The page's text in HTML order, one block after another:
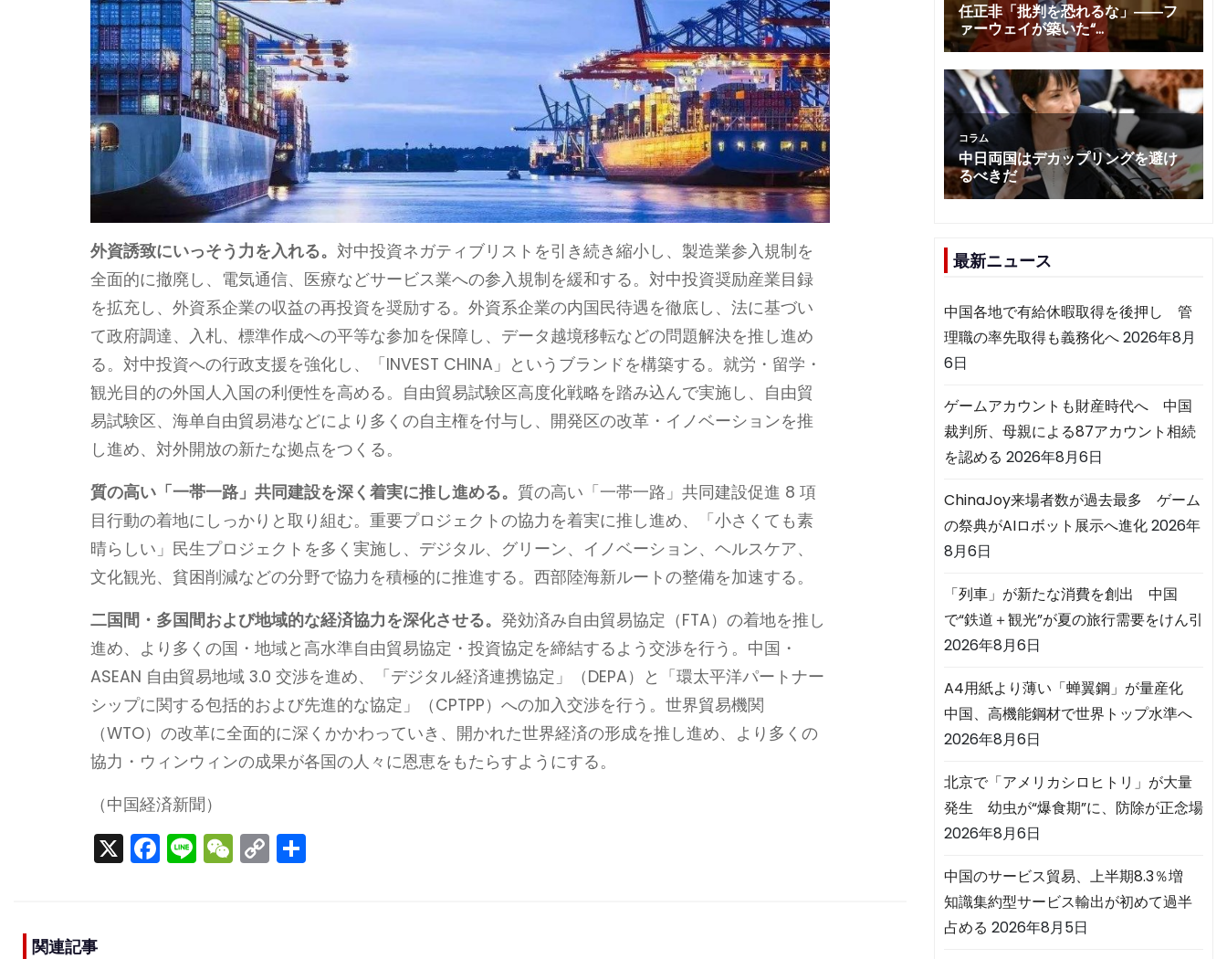
外資誘致にいっそう力を入れる。 対中投資ネガティブリストを引き続き縮小し、製造業参入規制を
全面的に撤廃し、電気通信、医療などサービス業への参入規制を緩和する。対中投資奨励産業目録
を拡充し、外資系企業の収益の再投資を奨励する。外資系企業の内国民待遇を徹底し、法に基づい
て政府調達、入札、標準作成への平等な参加を保障し、データ越境移転などの問題解決を推し進め
る。対中投資への行政支援を強化し、「INVEST CHINA」というブランドを構築する。就労・留学・
観光目的の外国人入国の利便性を高める。自由貿易試験区高度化戦略を踏み込んで実施し、自由貿
易試験区、海单自由貿易港などにより多くの自主権を付与し、開発区の改革・イノベーションを推
し進め、対外開放の新たな拠点をつくる。
質の高い「一帯一路」共同建設を深く着実に推し進める。 質の高い「一帯一路」共同建設促進 8 項
目行動の着地にしっかりと取り組む。重要プロジェクトの協力を着実に推し進め、「小さくても素
晴らしい」民生プロジェクトを多く実施し、デジタル、グリーン、イノベーション、ヘルスケア、
文化観光、貧困削減などの分野で協力を積極的に推進する。西部陸海新ルートの整備を加速する。
二国間・多国間および地域的な経済協力を深化させる。発効済み自由貿易協定（FTA）の着地を推し
進め、より多くの国・地域と高水準自由貿易協定・投資協定を締結するよう交渉を行う。中国・
ASEAN 自由貿易地域 3.0 交渉を進め、「デジタル経済連携協定」（DEPA）と「環太平洋パートナー
シップに関する包括的および先進的な協定」（CPTPP）への加入交渉を行う。世界貿易機関
（WTO）の改革に全面的に深くかかわっていき、開かれた世界経済の形成を推し進め、より多くの
協力・ウィンウィンの成果が各国の人々に恩恵をもたらすようにする。
（中国経済新聞）
X F
a
Li
n
W
e
C
o
関連記事
最新ニュース
中国各地で有給休暇取得を後押し 管
理職の率先取得も義務化へ2026年8月
6日
ゲームアカウントも財産時代へ 中国
裁判所、母親による87アカウント相続
を認める 2026年8月6日
ChinaJoy来場者数が過去最多 ゲーム
の祭典がAIロボット展示へ進化2026年
8月6日
「列車」が新たな消費を創出 中国
で“鉄道＋観光”が夏の旅行需要をけん引
2026年8月6日
A4用紙より薄い「蝉翼鋼」が量産化
中国、高機能鋼材で世界トップ水準へ
2026年8月6日
北京で「アメリカシロヒトリ」が大量
発生 幼虫が“爆食期”に、防除が正念場
2026年8月6日
中国のサービス貿易、上半期8.3％増
知識集約型サービス輸出が初めて過半
占める 2026年8月5日